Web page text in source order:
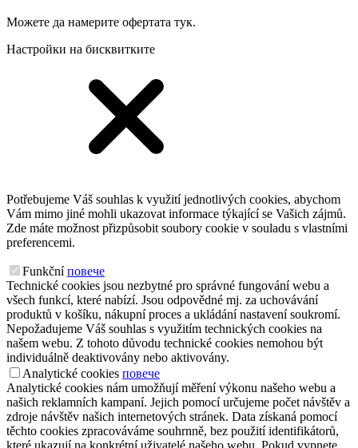
Можете да намерите офертата тук.
Настройки на бисквитките
Potřebujeme Váš souhlas k využití jednotlivých cookies, abychom
Vám mimo jiné mohli ukazovat informace týkající se Vašich zájmů.
Zde máte možnost přizpůsobit soubory cookie v souladu s vlastními
preferencemi.
Funkční повече
Technické cookies jsou nezbytné pro správné fungování webu a
všech funkcí, které nabízí. Jsou odpovědné mj. za uchovávání
produktů v košíku, nákupní proces a ukládání nastavení soukromí.
Nepožadujeme Váš souhlas s využitím technických cookies na
našem webu. Z tohoto důvodu technické cookies nemohou být
individuálně deaktivovány nebo aktivovány.
Analytické cookies повече
Analytické cookies nám umožňují měření výkonu našeho webu a
našich reklamních kampaní. Jejich pomocí určujeme počet návštěv a
zdroje návštěv našich internetových stránek. Data získaná pomocí
těchto cookies zpracováváme souhrnně, bez použití identifikátorů,